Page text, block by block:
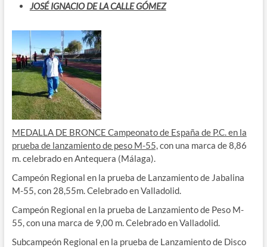
JOSÉ IGNACIO DE LA CALLE GÓMEZ
MEDALLA DE BRONCE Campeonato de España de P.C. en la
prueba de lanzamiento de peso M-55,con una marca de 8,86
m. celebrado en Antequera (Málaga).
Campeón Regional en la prueba de Lanzamiento de Jabalina
M-55, con 28,55m. Celebrado en Valladolid.
Campeón Regional en la prueba de Lanzamiento de Peso M-
55, con una marca de 9,00 m. Celebrado en Valladolid.
Subcampeón Regional en la prueba de Lanzamiento de Disco